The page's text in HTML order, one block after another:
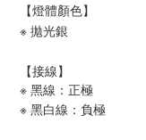
【燈體顏色】
※ 拋光銀
【接線】
※ 黑線：正極
※ 黑白線：負極